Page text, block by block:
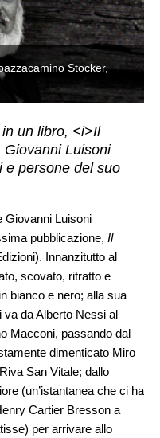
Stocker,
un libro, <i>Il
Luisoni
e persone del suo
Giovanni Luisoni
pubblicazione, Il
Innanzitutto al
scovato, ritratto e
bianco e nero; alla sua
da Alberto Nessi al
Macconi, passando dal
dimenticato Miro
San Vitale; dallo
(un’istantanea che ci ha
Cartier Bresson a
per arrivare allo